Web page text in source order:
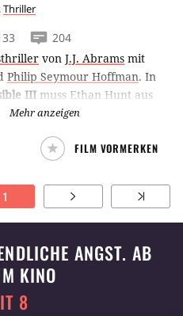
Thriller
204
von J.J. Abrams mit
Philip Seymour Hoffman. In
III muss Ethan Hunt aus
zurückkehren, um dem
Davian das Handwerk zu
Mehr anzeigen
FILM VORMERKEN
1
ANGST. AB
KINO
8